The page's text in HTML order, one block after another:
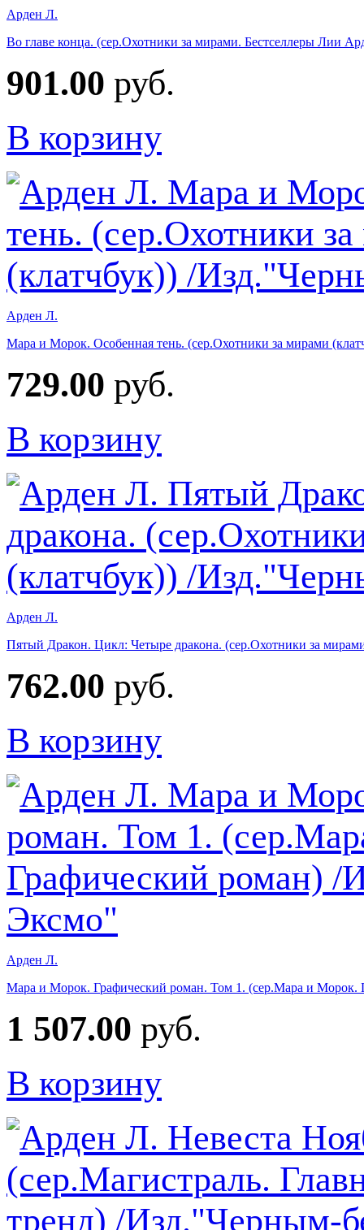
Арден Л.
Во главе конца. (сер.Охотники за мирами. Бестселлеры Лии
901.00 руб.
В корзину
Арден Л.
Мара и Морок. Особенная тень. (сер.Охотники за мирами
729.00 руб.
В корзину
Арден Л.
Пятый Дракон. Цикл: Четыре дракона. (сер.Охотники за
762.00 руб.
В корзину
Арден Л.
Мара и Морок. Графический роман. Том 1. (сер.Мара и
1 507.00 руб.
В корзину